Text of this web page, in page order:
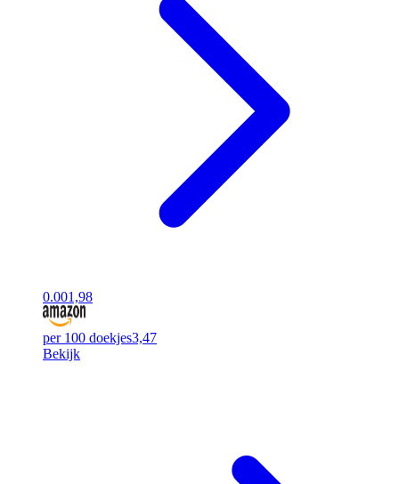
0.001,98
per 100 doekjes3,47
Bekijk